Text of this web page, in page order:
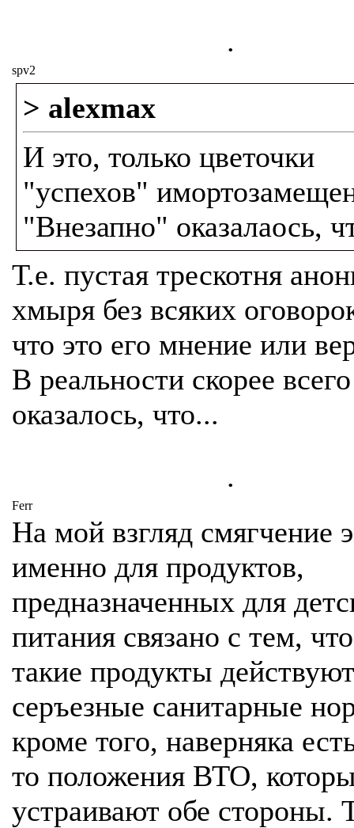
.
spv2
> alexmax
И это, только цветочки
"успехов"
"Внезапно" оказалаось,
Т.е. пустая трескотня
хмыря без всяких
что это его мнение или
В реальности скорее всего
оказалось, что...
.
Ferr
На мой взгляд смягчение
именно для продуктов,
предназначенных для
питания связано с тем,
такие продукты
серъезные санитарные
кроме того, наверняка
то положения ВТО,
устраивают обе стороны.